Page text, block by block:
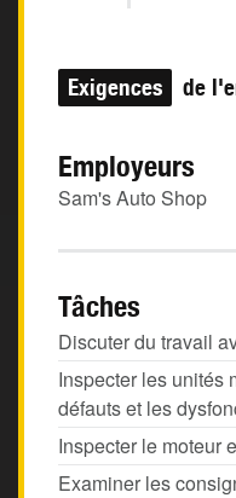
Exigences de
Employeurs
Sam's Auto Shop
Tâches
Discuter du travail
Inspecter les unités
défauts et les
Inspecter le moteur
Examiner les